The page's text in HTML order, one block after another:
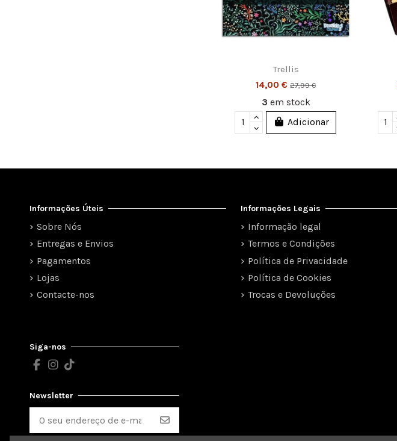
Trellis
14,00 €27,99 €
3 em stock
Adicionar
Informações Úteis
Sobre Nós
Entregas e Envios
Pagamentos
Lojas
Contacte-nos
Informações Legais
Informação legal
Termos e Condições
Política de Privacidade
Política de Cookies
Trocas e Devoluções
Siga-nos
Newsletter